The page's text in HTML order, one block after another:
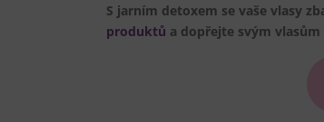
S jarním detoxem se vaše vlasy
produktů a dopřejte svým